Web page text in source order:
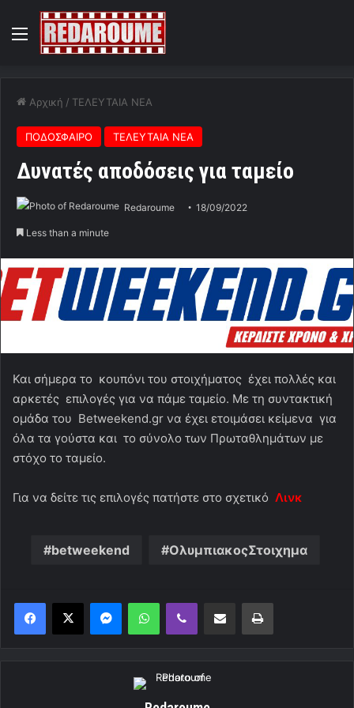
Menu
Αρχική / ΤΕΛΕΥΤΑΙΑ ΝΕΑ
ΠΟΔΟΣΦΑΙΡΟ ΤΕΛΕΥΤΑΙΑ ΝΕΑ
Δυνατές αποδόσεις για ταμείο
Redaroume 18/09/2022
Less than a minute
Και σήμερα το κουπόνι του στοιχήματος έχει πολλές και
αρκετές επιλογές για να πάμε ταμείο. Με τη συντακτική
ομάδα του Betweekend.gr να έχει ετοιμάσει κείμενα για
όλα τα γούστα και το σύνολο των Πρωταθλημάτων με
στόχο το ταμείο.
Για να δείτε τις επιλογές πατήστε στο σχετικό Λινκ
betweekend OλυμπιακοςΣτοιχημα
MessengerWhatsAppViber Κοινοποίηση μέσω ηλεκτρονικού ταχυδρομείουΕκτύπωση